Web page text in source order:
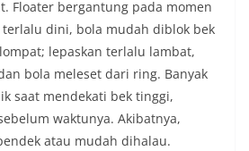
Floater bergantung pada momen
dini, bola mudah diblok bek
lepaskan terlalu lambat,
bola meleset dari ring. Banyak
saat mendekati bek tinggi,
waktunya. Akibatnya,
atau mudah dihalau.